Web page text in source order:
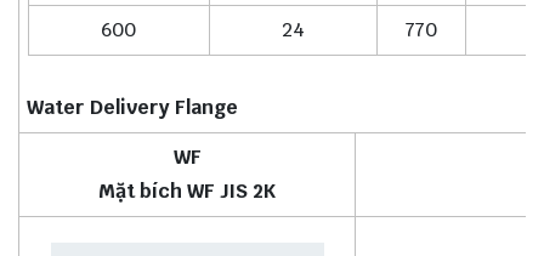
600
24 770
Water Delivery Flange
WF
Mặt bích WF JIS 2K